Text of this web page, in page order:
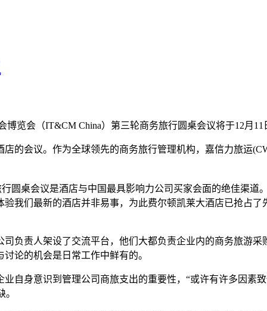
览会（IT&CM China）第三轮商务旅行圆桌会议将于12月11
的会议。作为全球领先的商务旅行管理机构，嘉信力旅运
圆桌会议是酒店与中国最具影响力公司买家会面的绝佳渠
我们最新的酒店并非易事，为此费尔顿凯莱大酒店已抢占
负责人架设了交流平台，他们大都负责企业内的商务旅游
论的机会是日常工作中鲜有的。
自身意识到管理公司商旅支出的重要性，“或许有许多因素